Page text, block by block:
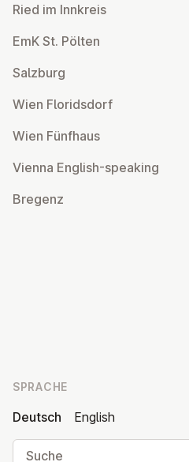
Ried im Innkreis
EmK St. Pölten
Salzburg
Wien Flo­rids­dorf
Wien Fünfhaus
Vienna English-speaking
Bregenz
SPRACHE
Deutsch
English
Suche